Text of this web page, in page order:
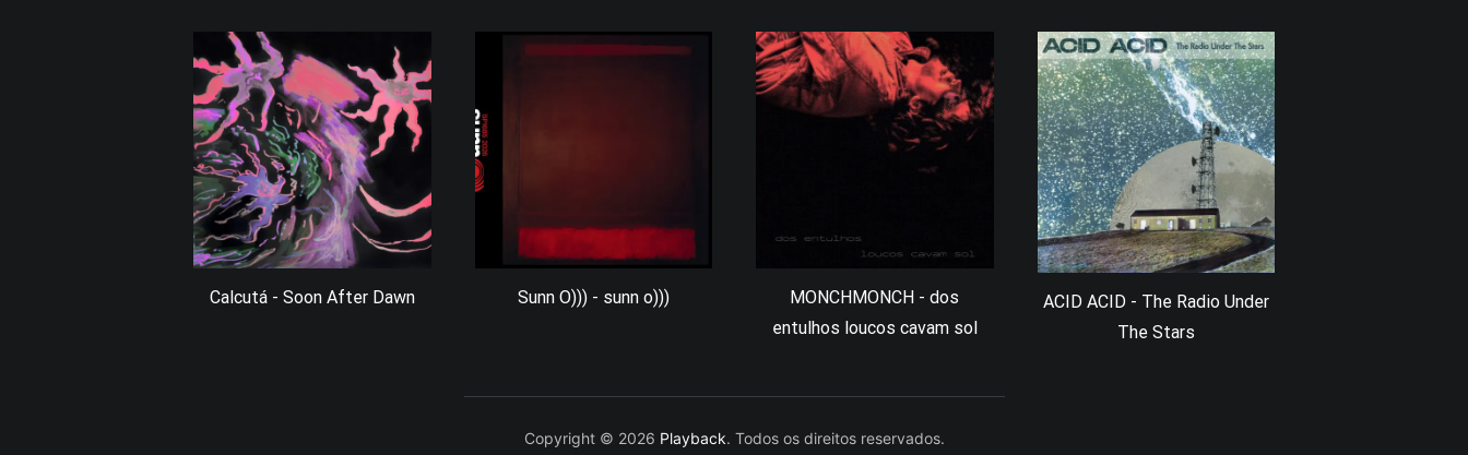
Calcutá - Soon After Dawn Sunn O))) - sunn o)))
MONCHMONCH - dos
entulhos loucos cavam sol
ACID ACID - The Radio Under
The Stars
Copyright © 2026 Playback. Todos os direitos reservados.